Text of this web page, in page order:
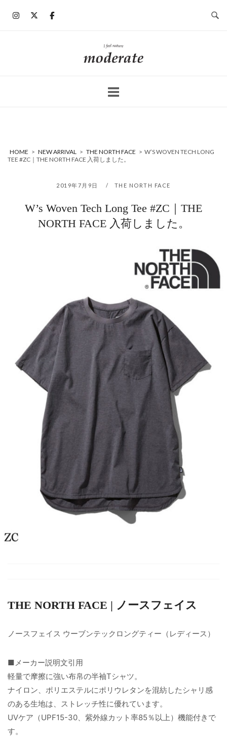
ホ
ー
HOME > NEW ARRIVAL > THE NORTH FACE > W’S WOVEN TECH LONG
TEE #ZC｜THE NORTH FACE 入荷しました。
2019年7月9日 THE NORTH FACE
W’s Woven Tech Long Tee #ZC｜THE
NORTH FACE 入荷しました。
THE NORTH FACE | ノースフェイス
ノースフェイス ウーブンテックロングティー（レディース）
■メーカー説明文引用
軽量で摩擦に強い布帛の半袖Tシャツ。
ナイロン、ポリエステルにポリウレタンを混紡したシャリ感
のある生地は、ストレッチ性に優れています。
UVケア（UPF15-30、紫外線カット率85％以上）機能付きで
す。